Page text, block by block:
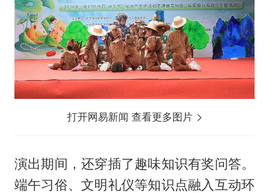
打开网易新闻 查看更多图片
演出期间，还穿插了趣味知识有奖问答。
端午习俗、文明礼仪等知识点融入互动环